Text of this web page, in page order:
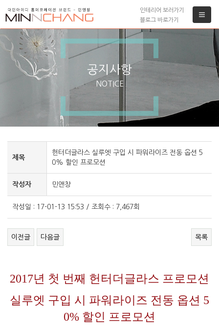
인테리어 보러가기
블로그 바로가기
공지사항
NOTICE
제목
헌터더글라스 실루엣 구입 시 파워라이즈 전동 옵션 5
0% 할인 프로모션
작성자 민앤창
작성일 : 17-01-13 15:53 / 조회수 : 7,467회
이전글 다음글 목록
2017년 첫 번째 헌터더글라스 프로모션
실루엣 구입 시 파워라이즈 전동 옵션 5
0% 할인 프로모션